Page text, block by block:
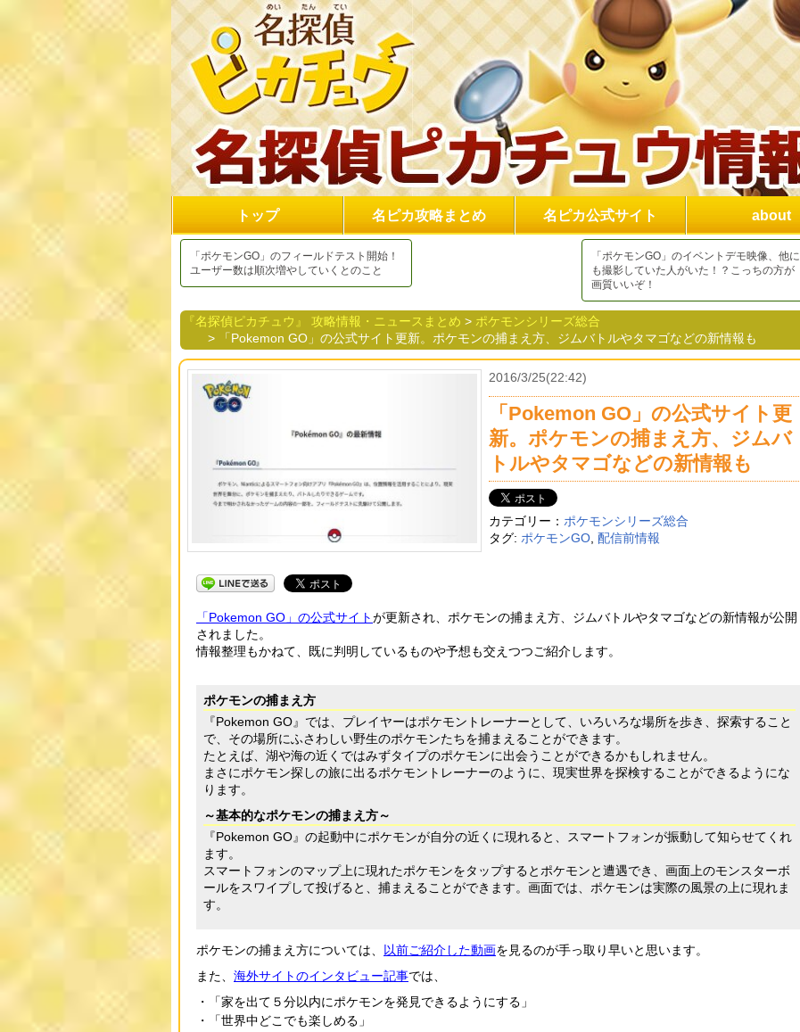
トップ 名ピカ攻略まとめ 名ピカ公式サイト about
「ポケモンGO」のフィールドテスト開始！
ユーザー数は順次増やしていくとのこと
「ポケモンGO」のイベントデモ映像、他に
も撮影していた人がいた！？こっちの方が
画質いいぞ！
『名探偵ピカチュウ』 攻略情報・ニュースまとめ > ポケモンシリーズ総合
> 「Pokemon GO」の公式サイト更新。ポケモンの捕まえ方、ジムバトルやタマゴなどの新情報も
2016/3/25(22:42)
「Pokemon GO」の公式サイト更
新。ポケモンの捕まえ方、ジムバ
トルやタマゴなどの新情報も
カテゴリー： ポケモンシリーズ総合
タグ: ポケモンGO 配信前情報
「Pokemon GO」の公式サイトが更新され、ポケモンの捕まえ方、ジムバトルやタマゴなどの新情報が公開
されました。
情報整理もかねて、既に判明しているものや予想も交えつつご紹介します。
ポケモンの捕まえ方
『Pokemon GO』では、プレイヤーはポケモントレーナーとして、いろいろな場所を歩き、探索すること
で、その場所にふさわしい野生のポケモンたちを捕まえることができます。
たとえば、湖や海の近くではみずタイプのポケモンに出会うことができるかもしれません。
まさにポケモン探しの旅に出るポケモントレーナーのように、現実世界を探検することができるようにな
ります。
～基本的なポケモンの捕まえ方～
『Pokemon GO』の起動中にポケモンが自分の近くに現れると、スマートフォンが振動して知らせてくれ
ます。
スマートフォンのマップ上に現れたポケモンをタップするとポケモンと遭遇でき、画面上のモンスターボ
ールをスワイプして投げると、捕まえることができます。画面では、ポケモンは実際の風景の上に現れま
す。
ポケモンの捕まえ方については、 以前ご紹介した動画を見るのが手っ取り早いと思います。
また、 海外サイトのインタビュー記事では、
「家を出て５分以内にポケモンを発見できるようにする」
「世界中どこでも楽しめる」